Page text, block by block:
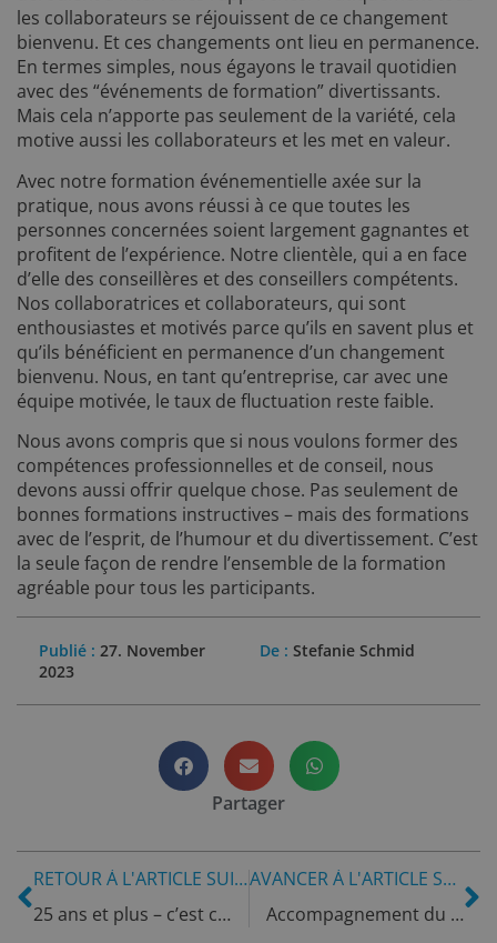
les collaborateurs se réjouissent de ce changement
bienvenu. Et ces changements ont lieu en permanence.
En termes simples, nous égayons le travail quotidien
avec des “événements de formation” divertissants.
Mais cela n’apporte pas seulement de la variété, cela
motive aussi les collaborateurs et les met en valeur.
Avec notre formation événementielle axée sur la
pratique, nous avons réussi à ce que toutes les
personnes concernées soient largement gagnantes et
profitent de l’expérience. Notre clientèle, qui a en face
d’elle des conseillères et des conseillers compétents.
Nos collaboratrices et collaborateurs, qui sont
enthousiastes et motivés parce qu’ils en savent plus et
qu’ils bénéficient en permanence d’un changement
bienvenu. Nous, en tant qu’entreprise, car avec une
équipe motivée, le taux de fluctuation reste faible.
Nous avons compris que si nous voulons former des
compétences professionnelles et de conseil, nous
devons aussi offrir quelque chose. Pas seulement de
bonnes formations instructives – mais des formations
avec de l’esprit, de l’humour et du divertissement. C’est
la seule façon de rendre l’ensemble de la formation
agréable pour tous les participants.
Publié : 27. November
2023
De : Stefanie Schmid
Partager
RETOUR À L'ARTICLE SUIVANT
25 ans et plus – c’est ce qui nous motive encore aujourd’hui.
AVANCER À L'ARTICLE SUIVANT
Accompagnement du personnel dès la première poignée de main